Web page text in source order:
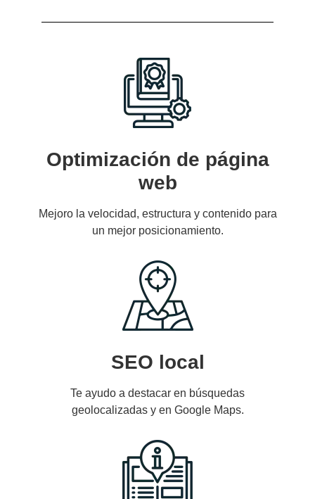
Optimización de página
web
Mejoro la velocidad, estructura y contenido para
un mejor posicionamiento.
SEO local
Te ayudo a destacar en búsquedas
geolocalizadas y en Google Maps.